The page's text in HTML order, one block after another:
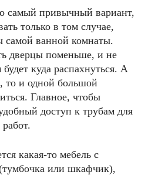
самый привычный вариант,
только в том случае,
самой ванной комнаты.
дверцы поменьше, и не
куда распахнуться. А
то и одной большой
Главное, чтобы
доступ к трубам для
какая-то мебель с
или шкафчик),